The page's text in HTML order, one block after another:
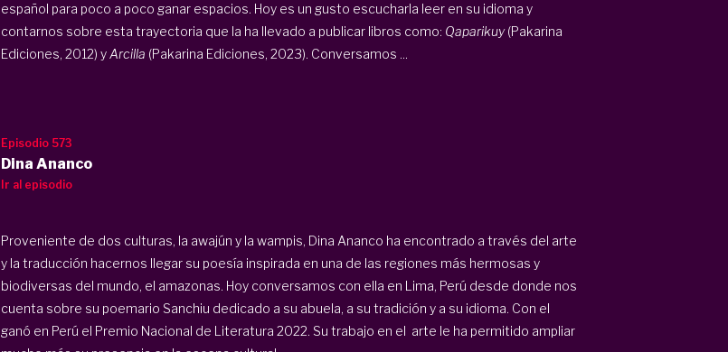
español para poco a poco ganar espacios. Hoy es un gusto escucharla leer en su idioma y
contarnos sobre esta trayectoria que la ha llevado a publicar libros como: Qaparikuy(Pakarina
Ediciones, 2012) yArcilla (Pakarina Ediciones, 2023). Conversamos ...
Episodio 573
Dina Ananco
Ir al episodio
Proveniente de dos culturas, la awajún y la wampis, Dina Ananco ha encontrado a través del arte
y la traducción hacernos llegar su poesía inspirada en una de las regiones más hermosas y
biodiversas del mundo, el amazonas. Hoy conversamos con ella en Lima, Perú desde donde nos
cuenta sobre su poemario Sanchiu dedicado a su abuela, a su tradición y a su idioma. Con el
ganó en Perú el Premio Nacional de Literatura 2022. Su trabajo en el arte le ha permitido ampliar